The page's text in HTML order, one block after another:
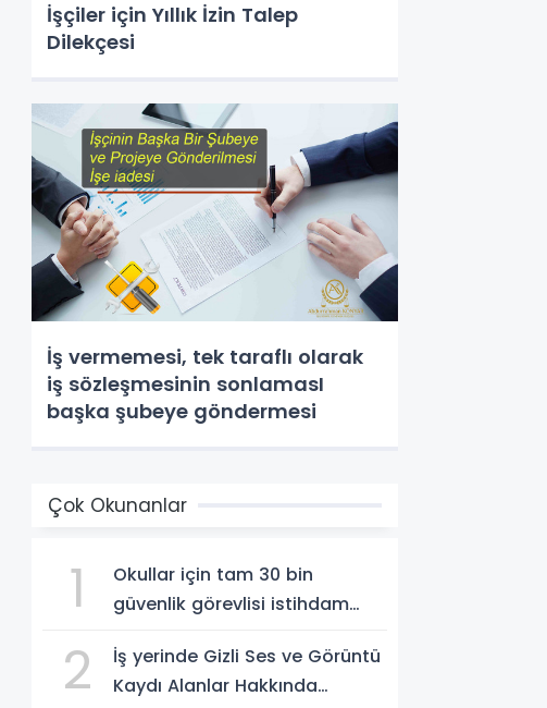
İşçiler için Yıllık İzin Talep
Dilekçesi
İş vermemesi, tek taraflı olarak
iş sözleşmesinin sonlamasI
başka şubeye göndermesi
Çok Okunanlar
1
Okullar için tam 30 bin
güvenlik görevlisi istihdam
2
İş yerinde Gizli Ses ve Görüntü
Kaydı Alanlar Hakkında